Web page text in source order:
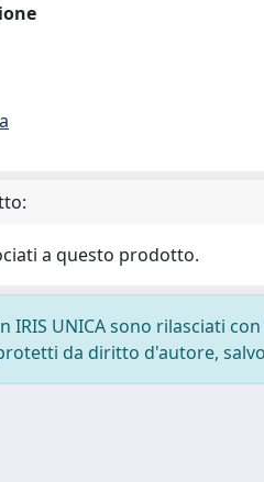
a questo prodotto.
IRIS UNICA sono rilasciati
da diritto d'autore,